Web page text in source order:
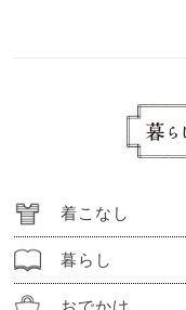
着こなし
暮らし
おでかけ